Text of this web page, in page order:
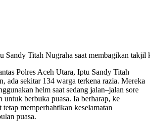
Sandy Titah Nugraha saat membagikan
Polres Aceh Utara, Iptu Sandy Titah
ada sekitar 134 warga terkena razia. Mereka
helm saat sedang jalan–jalan sore
untuk berbuka puasa. Ia berharap, ke
tetap memperhahtikan keselamatan
puasa.